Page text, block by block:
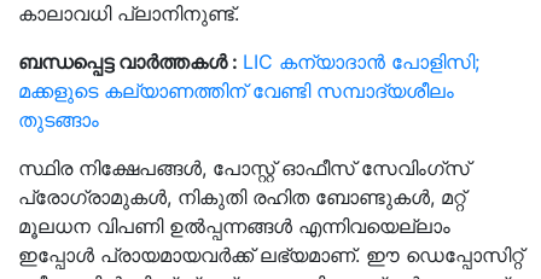
കാലാവധി പ്ലാനിനുണ്ട്.
ബന്ധപ്പെട്ട വാർത്തകൾ : LIC കന്യാദാൻ പോളിസി;
മക്കളുടെ കല്യാണത്തിന് വേണ്ടി സമ്പാദ്യശീലം
തുടങ്ങാം
സ്ഥിര നിക്ഷേപങ്ങൾ, പോസ്റ്റ് ഓഫീസ് സേവിംഗ്സ്
പ്രോഗ്രാമുകൾ, നികുതി രഹിത ബോണ്ടുകൾ, മറ്റ്
മൂലധന വിപണി ഉൽപ്പന്നങ്ങൾ എന്നിവയെല്ലാം
ഇപ്പോൾ പ്രായമായവർക്ക് ലഭ്യമാണ്. ഈ ഡെപ്പോസിറ്റ്